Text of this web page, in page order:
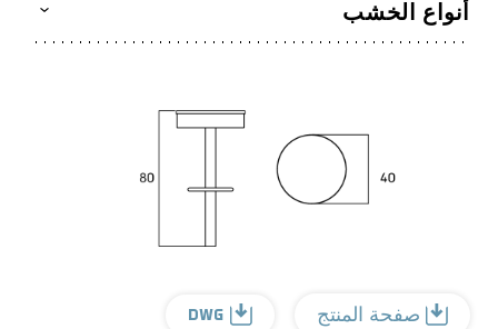
أنواع الخشب
صفحة المنتج DWG